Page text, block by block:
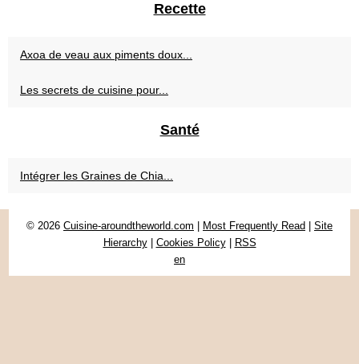
Recette
Axoa de veau aux piments doux...
Les secrets de cuisine pour...
Santé
Intégrer les Graines de Chia...
© 2026 Cuisine-aroundtheworld.com Most Frequently Read
Site
Hierarchy| Cookies Policy|
RSS
en